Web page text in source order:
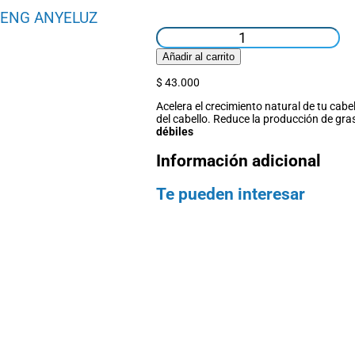
ANYELUZ
SHAMPOO
DE
GINSENG
cantidad
Añadir al carrito
$ 43.000
Acelera el crecimiento natural de tu
del cabello. Reduce la producción de
débiles
Información adicional
Te pueden interesar